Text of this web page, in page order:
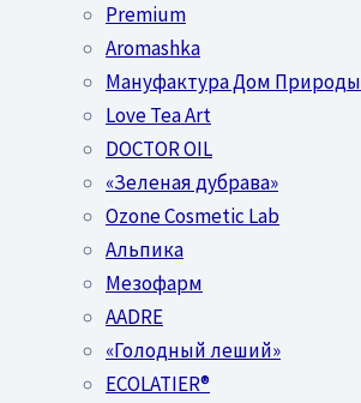
Premium
Aromashka
Мануфактура Дом Природы
Love Tea Art
DOCTOR OIL
«Зеленая дубрава»
Ozone Cosmetic Lab
Альпика
Мезофарм
AADRE
«Голодный леший»
EСОLATIER®